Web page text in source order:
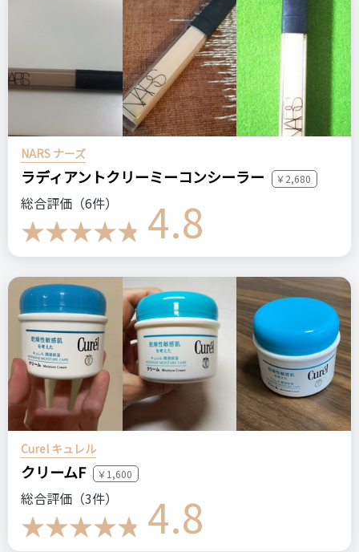
ログイン
おすすめする人・おすすめしない人
髪がペタっとしたりベタベタするのが嫌で、サラッとした洗い
流さないトリートメントを探している方におすすめです。
まとまりを欲しい方にはイマイチかもしれません。
比較したもの・こちらを選んだ理由
美容室専売品と書いてるのに安くて、気になって購入しまし
た。
価格
500円
場所
ドンキ
ABL
ヘアトリートメント
洗い流さないトリートメント
ヘアケア ANルーティン
コメント（0 件）
NARS ナーズ
ラディアントクリーミーコンシーラー ￥2,680
総合評価（6件） 4.8
Curel キュレル
クリームF ￥1,600
総合評価（3件） 4.8